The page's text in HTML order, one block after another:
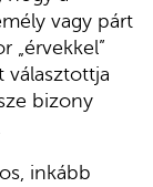
vagy párt
„érvekkel”
választottja
bizony
inkább